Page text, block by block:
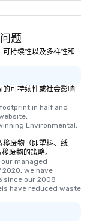
题
持续性以及多样性和
可持续性或社会影响
in half and
Environmental,
废物（即塑料、纸
废物的策略。
managed
2020, we have
since our 2008
have reduced waste